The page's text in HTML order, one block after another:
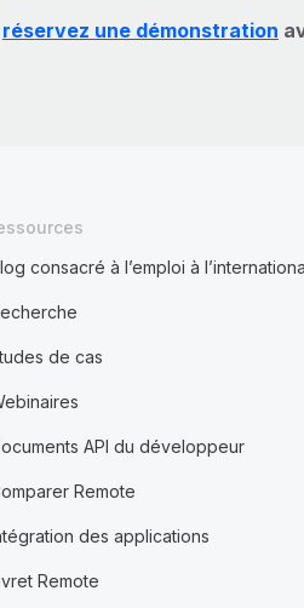
réservez une démonstration
consacré à l’emploi à
de cas
API du développeur
Remote
des applications
Remote